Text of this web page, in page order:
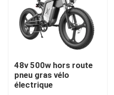
électrique
à suspension complète
se pliant
48v 500w hors route
pneu gras vélo
électrique